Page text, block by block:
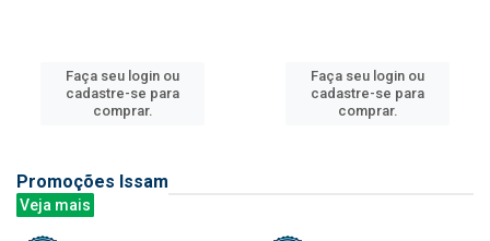
Faça seu login ou
cadastre-se para
comprar.
Faça seu login ou
cadastre-se para
comprar.
Promoções Issam
Veja mais